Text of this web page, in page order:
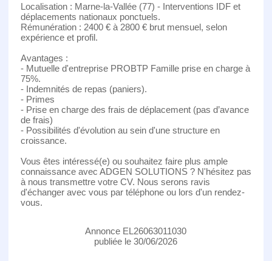
Localisation : Marne-la-Vallée (77) - Interventions IDF et
déplacements nationaux ponctuels.
Rémunération : 2400 € à 2800 € brut mensuel, selon
expérience et profil.
Avantages :
- Mutuelle d'entreprise PROBTP Famille prise en charge à
75%.
- Indemnités de repas (paniers).
- Primes
- Prise en charge des frais de déplacement (pas d’avance
de frais)
- Possibilités d'évolution au sein d'une structure en
croissance.
Vous êtes intéressé(e) ou souhaitez faire plus ample
connaissance avec ADGEN SOLUTIONS ? N'hésitez pas
à nous transmettre votre CV. Nous serons ravis
d'échanger avec vous par téléphone ou lors d'un rendez-
vous.
Annonce EL26063011030
publiée le 30/06/2026